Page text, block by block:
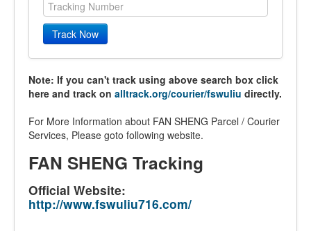
Track Now
Note: If you can't track using above search box click
here and track on alltrack.org/courier/fswuliu directly.
For More Information about FAN SHENG Parcel / Courier
Services, Please goto following website.
FAN SHENG Tracking
Official Website:
http://www.fswuliu716.com/